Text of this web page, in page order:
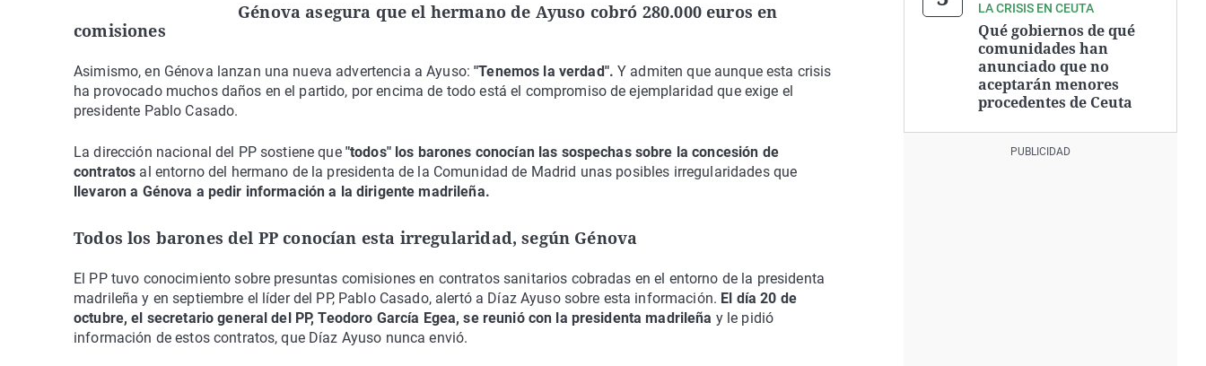
Génova asegura que el hermano de Ayuso cobró 280.000 euros en
comisiones
Asimismo, en Génova lanzan una nueva advertencia a Ayuso:"Tenemos la verdad".Y admiten que aunque esta crisis
ha provocado muchos daños en el partido, por encima de todo está el compromiso de ejemplaridad que exige el
presidente Pablo Casado.
La dirección nacional del PP sostiene que "todos" los barones conocían las sospechas sobre la concesión de
contratos al entorno del hermano de la presidenta de la Comunidad de Madrid unas posibles irregularidades que
llevaron a Génova a pedir información a la dirigente madrileña.
Todos los barones del PP conocían esta irregularidad, según Génova
El PP tuvo conocimiento sobre presuntas comisiones en contratos sanitarios cobradas en el entorno de la presidenta
madrileña y en septiembre el líder del PP, Pablo Casado, alertó a Díaz Ayuso sobre esta información. El día 20 de
octubre, el secretario general del PP, Teodoro García Egea, se reunió con la presidenta madrileña y le pidió
información de estos contratos, que Díaz Ayuso nunca envió.
LA CRISIS EN CEUTA
Qué gobiernos de qué
comunidades han
anunciado que no
aceptarán menores
procedentes de Ceuta